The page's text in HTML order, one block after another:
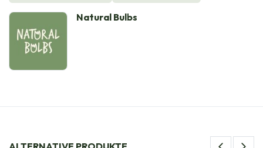
Natural Bulbs